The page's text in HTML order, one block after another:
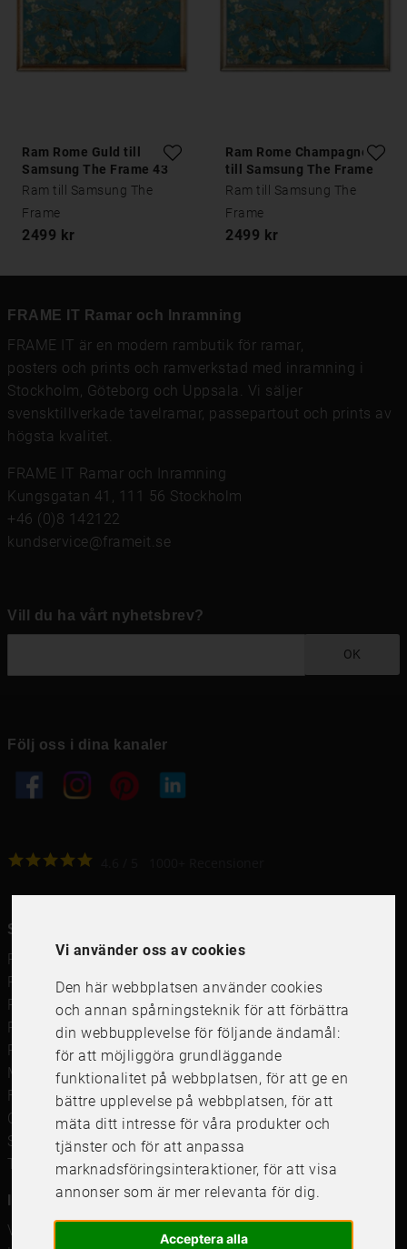
Vi använder oss av cookies
Den här webbplatsen använder cookies
och annan spårningsteknik för att förbättra
din webbupplevelse för följande ändamål:
för att möjliggöra grundläggande
funktionalitet på webbplatsen, för att ge en
bättre upplevelse på webbplatsen,för att
mäta ditt intresse för våra produkter och
tjänster och för att anpassa
marknadsföringsinteraktioner,för att visa
annonser som är mer relevanta för dig.
Acceptera alla
Ram Rome Guld till
Samsung The Frame 43
tum
Ram till Samsung The
Frame
2499 kr
Ram Rome Champagne
till Samsung The Frame
43 tum
Ram till Samsung The
Frame
2499 kr
FRAME IT Ramar och Inramning
FRAME IT är en modern rambutik för ramar
posters och prints och ramverkstad med inramning i
Stockholm, Göteborg och Uppsala. Vi säljer
svensktillverkade tavelramar, passepartout och prints av
högsta kvalitet.
FRAME IT Ramar och Inramning
Kungsgatan 41, 111 56 Stockholm
+46 (0)8 142122
kundservice@frameit.se
Vill du ha vårt nyhetsbrev?
OK
Följ oss i dina kanaler
Snabblänkar
Ramar
Ramar till Samsung The Frame
Ramverkstad & inramning
Passepartout
Posters
Måttbeställd passepartout
Framkalla bilder
Canvastavla
Studentskylt och studentplakat
Tavelkrok
Information
Våra butiker